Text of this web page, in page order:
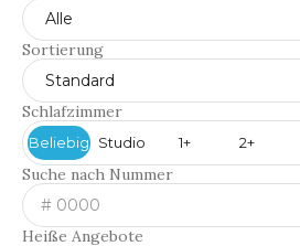
Alle
Sortierung
Standard
Schlafzimmer
Beliebig Studio 1+ 2+
Suche nach Nummer
Heiße Angebote